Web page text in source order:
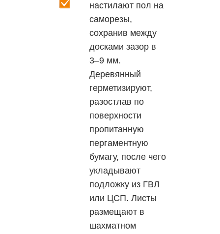
настилают пол на
саморезы,
сохранив между
досками зазор в
3–9 мм.
Деревянный
герметизируют,
разостлав по
поверхности
пропитанную
пергаментную
бумагу, после чего
укладывают
подложку из ГВЛ
или ЦСП. Листы
размещают в
шахматном